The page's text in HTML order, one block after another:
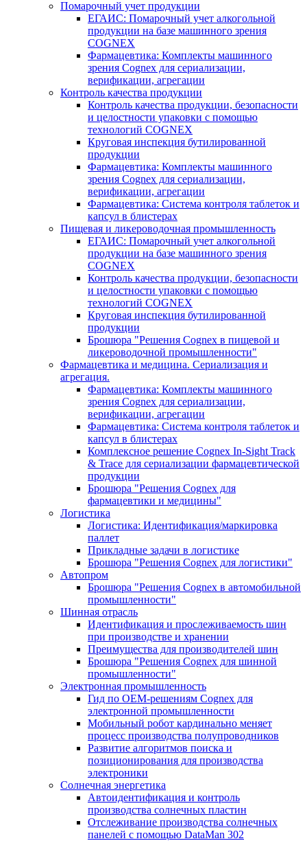
Помарочный учет продукции
ЕГАИС: Помарочный учет алкогольной
продукции на базе машинного зрения
COGNEX
Фармацевтика: Комплекты машинного
зрения Cognex для сериализации,
верификации, агрегации
Контроль качества продукции
Контроль качества продукции, безопасности
и целостности упаковки с помощью
технологий COGNEX
Круговая инспекция бутилированной
продукции
Фармацевтика: Комплекты машинного
зрения Cognex для сериализации,
верификации, агрегации
Фармацевтика: Система контроля таблеток и
капсул в блистерах
Пищевая и ликероводочная промышленность
ЕГАИС: Помарочный учет алкогольной
продукции на базе машинного зрения
COGNEX
Контроль качества продукции, безопасности
и целостности упаковки с помощью
технологий COGNEX
Круговая инспекция бутилированной
продукции
Брошюра "Решения Cognex в пищевой и
ликероводочной промышленности"
Фармацевтика и медицина. Сериализация и
агрегация.
Фармацевтика: Комплекты машинного
зрения Cognex для сериализации,
верификации, агрегации
Фармацевтика: Система контроля таблеток и
капсул в блистерах
Комплексное решение Cognex In-Sight Track
& Trace для сериализации фармацевтической
продукции
Брошюра "Решения Cognex для
фармацевтики и медицины"
Логистика
Логистика: Идентификация/маркировка
паллет
Прикладные задачи в логистике
Брошюра "Решения Cognex для логистики"
Автопром
Брошюра "Решения Cognex в автомобильной
промышленности"
Шинная отрасль
Идентификация и прослеживаемость шин
при производстве и хранении
Преимущества для производителей шин
Брошюра "Решения Cognex для шинной
промышленности"
Электронная промышленность
Гид по ОЕМ-решениям Cognex для
электронной промышленности
Мобильный робот кардинально меняет
процесс производства полупроводников
Развитие алгоритмов поиска и
позиционирования для производства
электроники
Солнечная энергетика
Автоидентификация и контроль
производства солнечных пластин
Отслеживание производства солнечных
панелей с помощью DataMan 302